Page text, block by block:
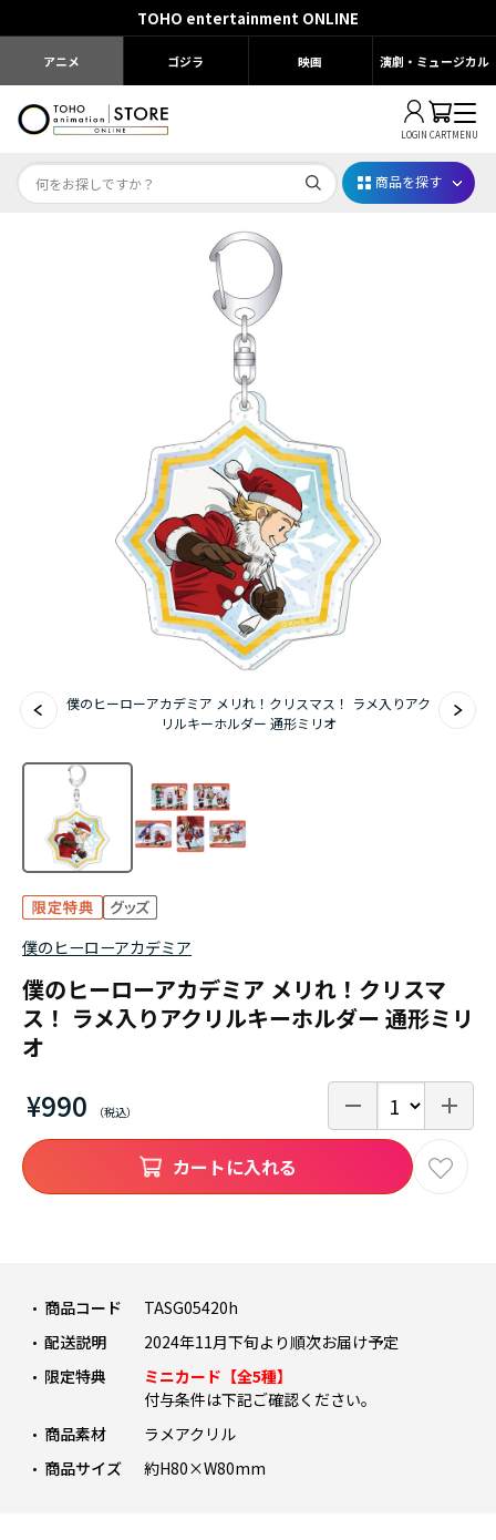
TOHO entertainment ONLINE
アニメ ゴジラ 映画 演劇・ミュージカル
LOGIN CARTMENU
Dr.STONE STONE FES.2026
薬屋のひとりごと 夏の園遊会2026
アニメ『僕のヒーローアカデミア』10周年
ハイキュー!!ジャージ＆ユニフォーム
『無職転生Ⅲ ～異世界行ったら本気だす～』
『ふつつかな悪女ではございますが ～雛宮蝶鼠と
商品を探す
僕のヒーローアカデミア メリれ！クリスマス！ ラメ入りアク
リルキーホルダー 通形ミリオ
僕のヒーローアカデミア
僕のヒーローアカデミア メリれ！クリスマ
ス！ ラメ入りアクリルキーホルダー 通形ミリ
オ
¥990
商品コード
TASG05420h
配送説明
2024年11月下旬より順次お届け予定
限定特典
ミニカード【全5種】
付与条件は下記ご確認ください。
商品素材
ラメアクリル
商品サイズ
約H80×W80mm
カートに入れる